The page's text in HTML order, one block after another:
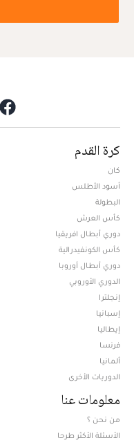
كرة القدم
كان
أسود الأطلس
البطولة
كأس العرش
دوري أبطال افريقيا
كأس الكونفيدرالية
دوري أبطال أوروبا
الدوري الأوروبي
إنجلترا
إسبانيا
إيطاليا
فرنسا
ألمانيا
الدوريات الأخرى
معلومات عنا
من نحن ؟
الأسئلة الأكثر طرحا